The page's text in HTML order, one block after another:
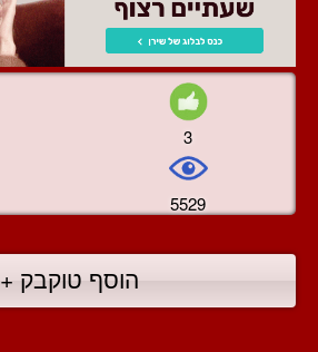
3
5529
הוסף טוקבק +